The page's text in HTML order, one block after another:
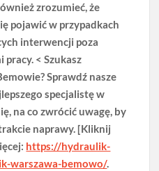
zrozumieć, że
pojawić w przypadkach
interwencji poza
< Szukasz
Sprawdź nasze
specjalistę w
na co zwrócić uwagę, by
naprawy. [Kliknij
https://hydraulik-
warszawa-bemowo/.